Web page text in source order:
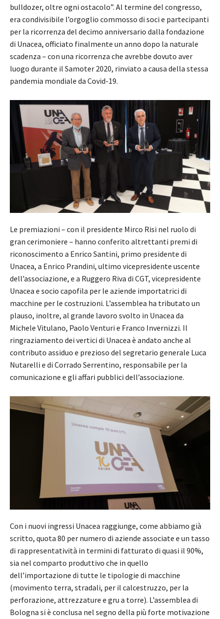
bulldozer, oltre ogni ostacolo”. Al termine del congresso,
era condivisibile l’orgoglio commosso di soci e partecipanti
per la ricorrenza del decimo anniversario dalla fondazione
di Unacea, officiato finalmente un anno dopo la naturale
scadenza – con una ricorrenza che avrebbe dovuto aver
luogo durante il Samoter 2020, rinviato a causa della stessa
pandemia mondiale da Covid-19.
Le premiazioni – con il presidente Mirco Risi nel ruolo di
gran cerimoniere – hanno conferito altrettanti premi di
riconoscimento a Enrico Santini, primo presidente di
Unacea, a Enrico Prandini, ultimo vicepresidente uscente
dell’associazione, e a Ruggero Riva di CGT, vicepresidente
Unacea e socio capofila per le aziende importatrici di
macchine per le costruzioni. L’assemblea ha tributato un
plauso, inoltre, al grande lavoro svolto in Unacea da
Michele Vitulano, Paolo Venturi e Franco Invernizzi. Il
ringraziamento dei vertici di Unacea è andato anche al
contributo assiduo e prezioso del segretario generale Luca
Nutarelli e di Corrado Serrentino, responsabile per la
comunicazione e gli affari pubblici dell’associazione.
Con i nuovi ingressi Unacea raggiunge, come abbiamo già
scritto, quota 80 per numero di aziende associate e un tasso
di rappresentatività in termini di fatturato di quasi il 90%,
sia nel comparto produttivo che in quello
dell’importazione di tutte le tipologie di macchine
(movimento terra, stradali, per il calcestruzzo, per la
perforazione, attrezzature e gru a torre). L’assemblea di
Bologna si è conclusa nel segno della più forte motivazione